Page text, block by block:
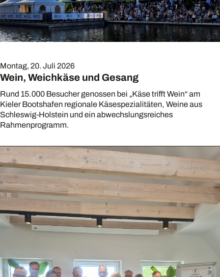
Montag, 20. Juli 2026
Wein, Weichkäse und Gesang
Rund 15.000 Besucher genossen bei „Käse trifft Wein“ am
Kieler Bootshafen regionale Käsespezialitäten, Weine aus
Schleswig-Holstein und ein abwechslungsreiches
Rahmenprogramm.